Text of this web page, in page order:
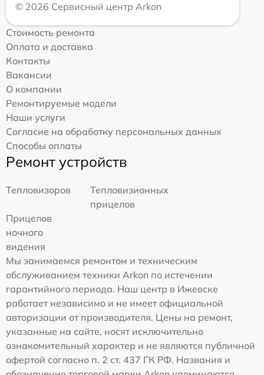
© 2026 Сервисный центр Arkon
Стоимость ремонта
Оплата и доставка
Контакты
Вакансии
О компании
Ремонтируемые модели
Наши услуги
Согласие на обработку персональных данных
Способы оплаты
Ремонт устройств
Тепловизоров
Тепловизионных
прицелов
Прицелов
ночного
видения
Мы занимаемся ремонтом и техническим
обслуживанием техники Arkon по истечении
гарантийного периода. Наш центр в Ижевске
работает независимо и не имеет официальной
авторизации от производителя. Цены на ремонт,
указанные на сайте, носят исключительно
ознакомительный характер и не являются публичной
офертой согласно п. 2 ст. 437 ГК РФ. Названия и